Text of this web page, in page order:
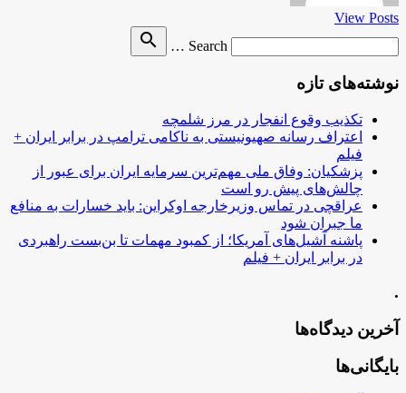
View Posts
Search …
search
نوشته‌های تازه
تکذیب وقوع انفجار در مرز شلمچه
اعتراف رسانه صهیونیستی به ناکامی ترامپ در برابر ایران +
فیلم
پزشکیان: وفاق ملی مهم‌ترین سرمایه ایران برای عبور از
چالش‌های پیش رو است
عراقچی در تماس وزیرخارجه اوکراین: باید خسارات به منافع
ما جبران شود
پاشنه آشیل‌های آمریکا؛ از کمبود مهمات تا بن‌بست راهبردی
در برابر ایران + فیلم
.
آخرین دیدگاه‌ها
بایگانی‌ها